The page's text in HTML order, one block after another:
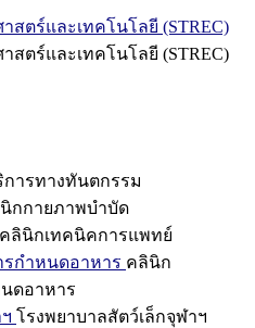
สตร์และเทคโนโลยี (STREC)
สตร์และเทคโนโลยี (STREC)
การทางทันตกรรม
กกายภาพบำบัด
คลินิกเทคนิคการแพทย์
กำหนดอาหาร คลินิก
ดอาหาร
โรงพยาบาลสัตว์เล็กจุฬาฯ